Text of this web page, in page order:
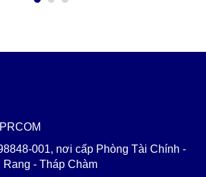
001, nơi cấp Phòng Tài Chính -
Rang - Tháp Chàm